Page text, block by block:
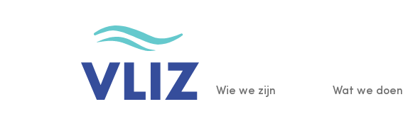
Main
Wie we zijn Wat we doen